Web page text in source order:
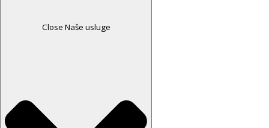
Close Naše usluge